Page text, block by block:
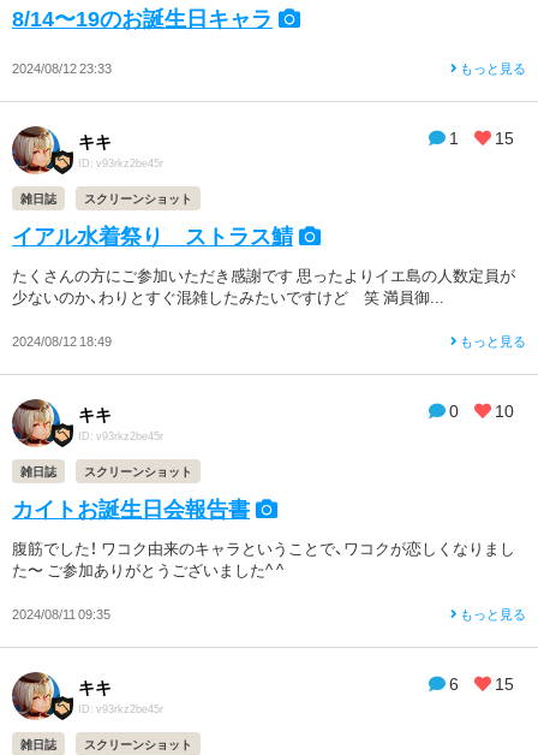
8/14〜19のお誕生日キャラ
2024/08/12 23:33 もっと見る
1 15
キキ
ID: v93rkz2be45r
雑日誌 スクリーンショット
イアル水着祭り ストラス鯖
たくさんの方にご参加いただき感謝です 思ったよりイエ島の人数定員が
少ないのか、わりとすぐ混雑したみたいですけど 笑 満員御...
2024/08/12 18:49 もっと見る
0 10
キキ
ID: v93rkz2be45r
雑日誌 スクリーンショット
カイトお誕生日会報告書
腹筋でした！ ワコク由来のキャラということで、ワコクが恋しくなりまし
た〜 ご参加ありがとうございました^ ^
2024/08/11 09:35 もっと見る
6 15
キキ
ID: v93rkz2be45r
雑日誌 スクリーンショット